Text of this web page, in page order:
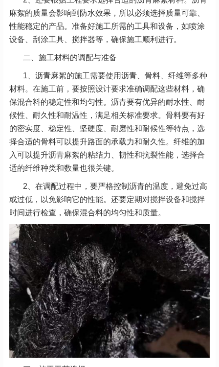
麻絮的质量会影响到防水效果，所以必须选择质量可靠、
性能稳定的产品。准备好施工所需的工具和设备，如喷涂
设备、刮涂工具、搅拌器等，确保施工顺利进行。
二、施工材料的调配与准备
1、沥青麻絮的施工需要使用沥青、骨料、纤维等多种
材料。在施工前，要按照设计要求准确调配这些材料，确
保混合料的稳定性和均匀性。沥青要有优异的耐水性、耐
候性、耐久性和耐温性，满足相关标准要求。骨料要有好
的密实度、稳定性、坚硬度、耐磨性和耐候性等特点，选
择合适的骨料可以提升路面的承载力和耐久性。纤维的加
入可以提升沥青麻絮的粘结力、韧性和抗裂性能，选择合
适的纤维种类和数量也很关键。
2、在调配过程中，要严格控制沥青的温度，避免过高
或过低，以免影响它的性能。还要定期对搅拌设备和搅拌
时间进行检查，确保混合料的均匀性和质量。